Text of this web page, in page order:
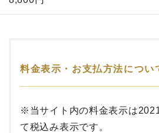
料金表示・お支払方法につい
※当サイト内の料金表示は
て税込み表示です。